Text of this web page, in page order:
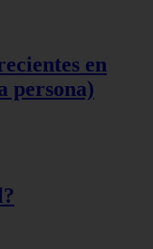
en
persona)